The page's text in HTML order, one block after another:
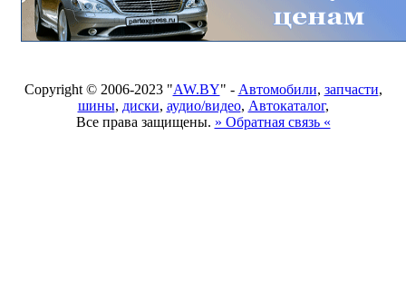
Copyright © 2006-2023 "AW.BY" - Автомобили, запчасти,
шины, диски, аудио/видео, Автокаталог,
Все права защищены. » Обратная связь «